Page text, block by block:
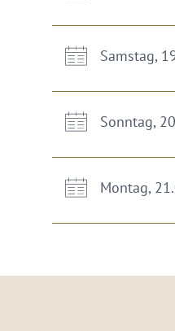
Samstag,
Sonntag,
Montag,